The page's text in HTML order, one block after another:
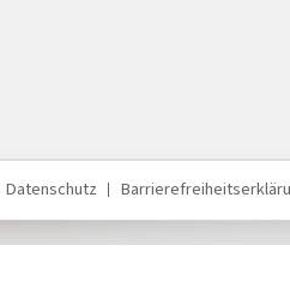
Datenschutz